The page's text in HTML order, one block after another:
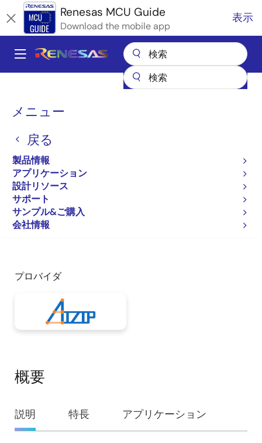
イ
ン
Renesas MCU Guide
Download the mobile app
表示
Main
メニュー
戻る
製品情報
アプリケーション
設計リソース
サポート
サンプル&ご購入
会社情報
パ
く
ず
マイクロコントローラとマイクロプロセッサ
RAファミリのパートナエコシステムソリューション
Aizip Defect Detection
Aizip Defect Detection
ページセクションへ移動：
プロバイダ
概要
概
要
説明 特長 アプリケーション